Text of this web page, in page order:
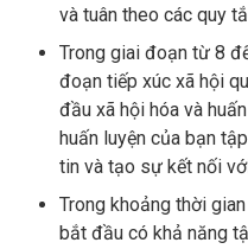
và tuân theo các quy
Trong giai đoạn từ 8
đoạn tiếp xúc xã hội
đầu xã hội hóa và
huấn luyện của bạn
tin và tạo sự kết nối
Trong khoảng thời
bắt đầu có khả năng